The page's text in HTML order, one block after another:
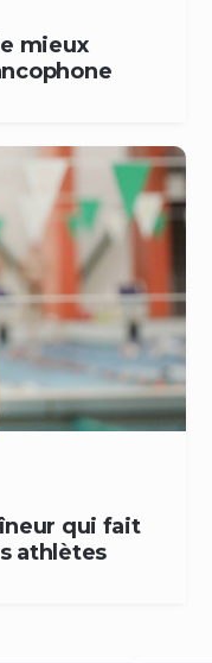
mieux
qui fait
athlètes